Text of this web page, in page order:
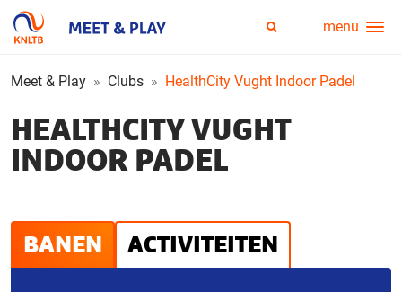
Service
menu
menu
Meet & Play Clubs HealthCity Vught Indoor Padel
HEALTHCITY VUGHT
INDOOR PADEL
BANEN ACTIVITEITEN